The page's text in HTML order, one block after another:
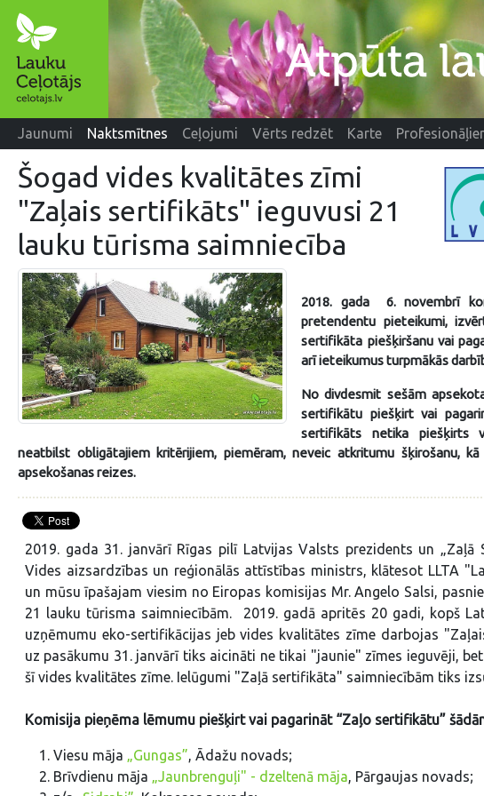
Jaunumi Naktsmītnes Ceļojumi Vērts redzēt Karte
Šogad vides kvalitātes zīmi
"Zaļais sertifikāts" ieguvusi 21
lauku tūrisma saimniecība
2018. gada 6. novembrī
pretendentu pieteikumi,
sertifikāta piešķiršanu vai
arī ieteikumus turpmākās
No divdesmit sešām
sertifikātu piešķirt vai
sertifikāts netika piešķirts
neatbilst obligātajiem kritērijiem, piemēram, neveic atkritumu šķirošanu,
apsekošanas reizes.
2019. gada 31. janvārī Rīgas pilī Latvijas Valsts prezidents un
Vides aizsardzības un reģionālās attīstības ministrs, klātesot LLTA
un mūsu īpašajam viesim no Eiropas komisijas Mr. Angelo Salsi,
21 lauku tūrisma saimniecībām. 2019. gadā apritēs 20 gadi, kopš
uzņēmumu eko-sertifikācijas jeb vides kvalitātes zīme darbojas
uz pasākumu 31. janvārī tiks aicināti ne tikai "jaunie" zīmes ieguvēji,
šī vides kvalitātes zīme. Ielūgumi "Zaļā sertifikāta" saimniecībām tiks
Komisija pieņēma lēmumu piešķirt vai pagarināt “Zaļo sertifikātu”
Viesu māja „Gungas”, Ādažu novads;
Brīvdienu māja „Jaunbrenguļi" - dzeltenā māja, Pārgaujas novads;